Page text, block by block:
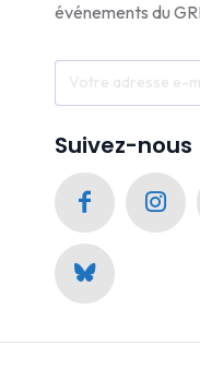
événements du
Suivez-nous